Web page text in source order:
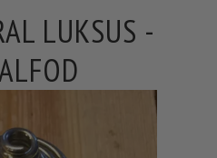
LUKSUS -